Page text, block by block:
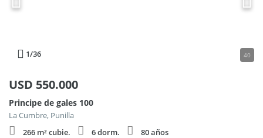
1/36 40
USD 550.000
Principe de gales 100
La Cumbre, Punilla
266 m² cubie.
6 dorm.
80 años